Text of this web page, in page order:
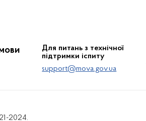
Для питань з технічної
підтримки іспиту
support@mova.gov.ua
2024.